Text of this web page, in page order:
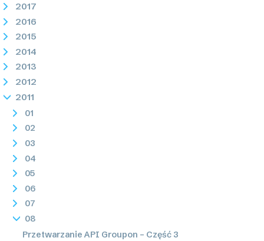
2017
2016
2015
2014
2013
2012
2011
01
02
03
04
05
06
07
08
Przetwarzanie API Groupon – Część 3